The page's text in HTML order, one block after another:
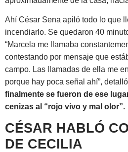
Ahí César Sena apiló todo lo que
incendiarlo. Se quedaron 40
“Marcela me llamaba
contestando por mensaje que
campo. Las llamadas de ella me
porque hay poca señal ahí”,
finalmente se fueron de ese
cenizas al “rojo vivo y mal olor”.
CÉSAR HABLÓ
DE CECILIA